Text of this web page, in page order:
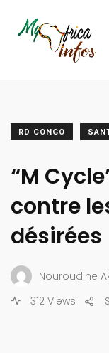
RD CONGO
“M
contre
désirées
Nouroudine
312 Views